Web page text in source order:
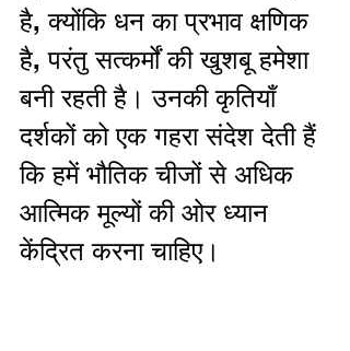
है, क्योंकि धन का प्रभाव क्षणिक
है, परंतु सत्कर्मों की खुशबू हमेशा
बनी रहती है। उनकी कृतियाँ
दर्शकों को एक गहरा संदेश देती हैं
कि हमें भौतिक चीजों से अधिक
आत्मिक मूल्यों की ओर ध्यान
केंद्रित करना चाहिए।